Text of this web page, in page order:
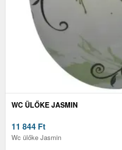
WC ÜLŐKE JASMIN
11 844 Ft
Wc ülőke Jasmin